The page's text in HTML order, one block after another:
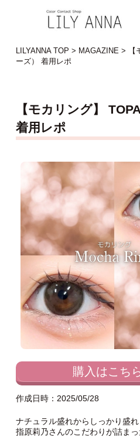
LILYANNA TOP > MAGAZINE>
ーズ） 着用レポ
【モカリング】
着用レポ
購入はこち
作成日時：2025/05/28
ナチュラル盛れからしっかり盛れ
指原莉乃さんのこだわりが詰ま